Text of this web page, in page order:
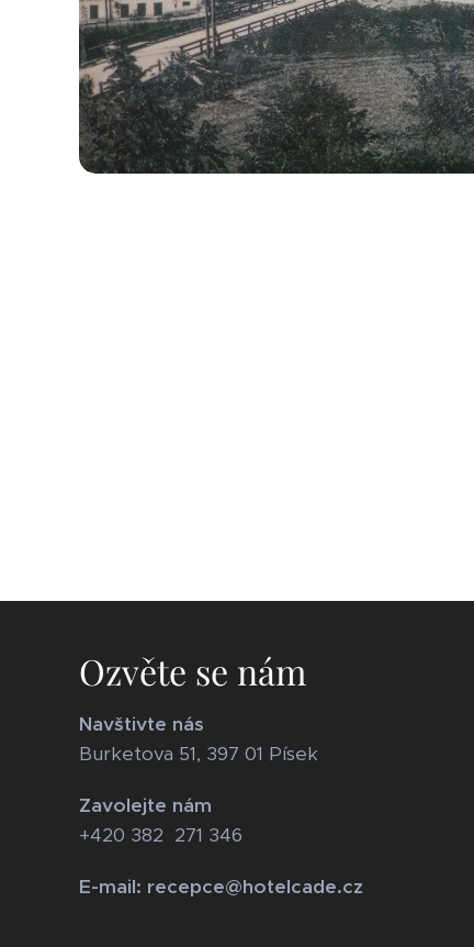
Ozvěte se nám
Navštivte nás
Burketova 51, 397 01 Písek
Zavolejte nám
+420 382 271 346
E-mail: recepce@hotelcade.cz